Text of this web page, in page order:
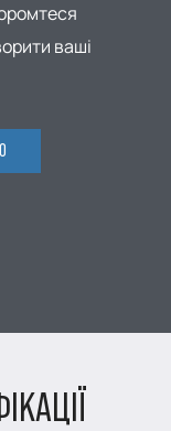
ваші